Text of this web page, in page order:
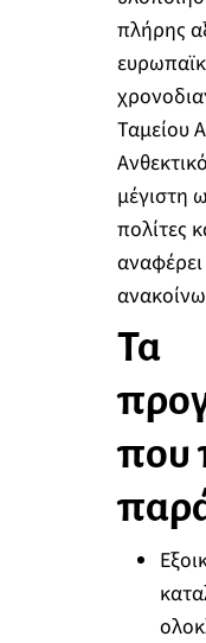
πλήρης
Ταμείου
μέγιστη
πολίτες
Τα
που